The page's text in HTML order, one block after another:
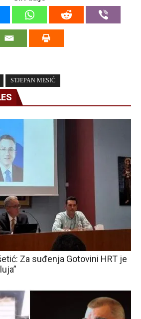
STJEPAN MESIĆ
Za suđenja Gotovini HRT je